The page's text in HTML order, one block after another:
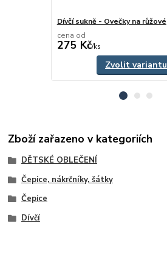
Dívčí sukně - Ovečky na růžové
cena od
275 Kč/ks
Zvolit variantu
Zboží zařazeno v kategoriích
DĚTSKÉ OBLEČENÍ
Čepice, nákrčníky, šátky
Čepice
Dívčí